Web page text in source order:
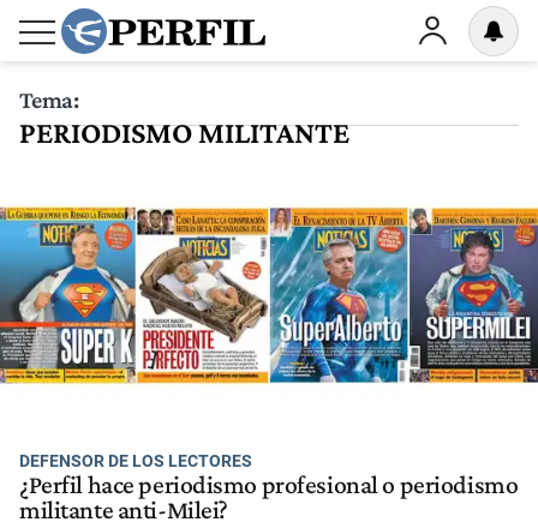
Tema:
PERIODISMO MILITANTE
DEFENSOR DE LOS LECTORES
¿Perfil hace periodismo profesional o periodismo
militante anti-Milei?